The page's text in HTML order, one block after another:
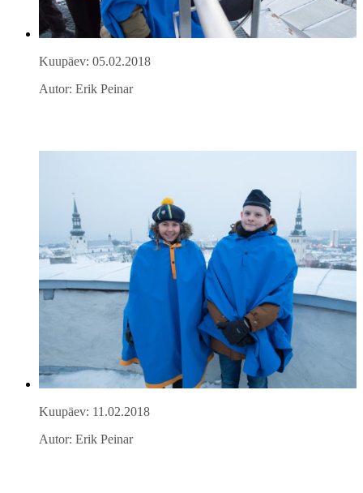
Kuupäev: 05.02.2018
Autor: Erik Peinar
Kuupäev: 11.02.2018
Autor: Erik Peinar